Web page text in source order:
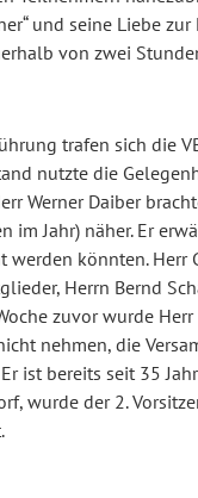
und seine Liebe
von zwei
trafen sich die
nutzte die
Werner Daiber
im Jahr) näher. Er
werden könnten. Herr
Herrn Bernd
zuvor wurde
nehmen, die
ist bereits seit 35
wurde der 2.